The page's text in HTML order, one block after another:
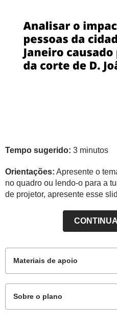
Tempo sugerido: 3 minutos
Orientações: Apresente o
no quadro ou lendo-o para a
de projetor, apresente esse
Materiais de apoio
Sobre o plano